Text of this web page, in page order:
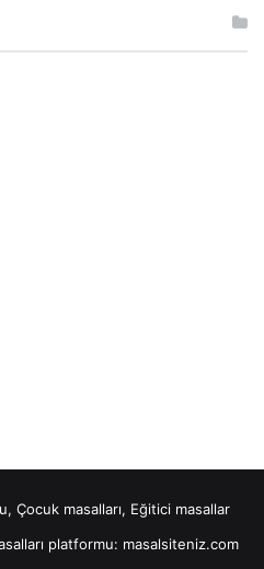
Çocuk masalları, Eğitici masallar
platformu: masalsiteniz.com